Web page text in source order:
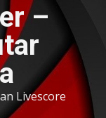
–
Livescore